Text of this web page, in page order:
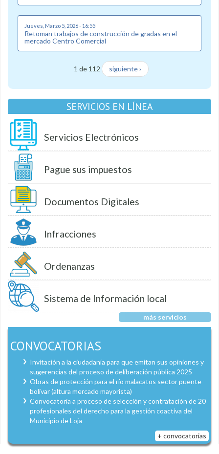
Jueves, Marzo 5, 2026 - 16:55
Retoman trabajos de construcción de gradas en el
mercado Centro Comercial
1 de 112 siguiente ›
SERVICIOS EN LÍNEA
Servicios Electrónicos
Pague sus impuestos
Documentos Digitales
Infracciones
Ordenanzas
Sistema de Información local
más servicios
CONVOCATORIAS
Invitación a la ciudadanía para que emitan sus opiniones y
sugerencias del proceso de deliberación pública 2025
Obras de protección para el río malacatos sector puente
bolívar (altura mercado mayorista)
Convocatoria a proceso de selección y contratación de 20
profesionales del derecho para la gestión coactiva del
Municipio de Loja
+ convocatorias